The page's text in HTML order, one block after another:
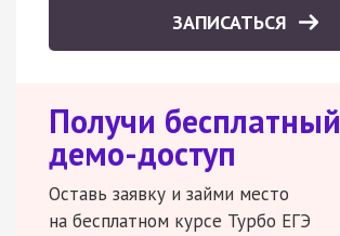
ЗАПИСАТЬСЯ
Получи бесплатный
демо-доступ
Оставь заявку и займи место
на бесплатном курсе Турбо ЕГЭ